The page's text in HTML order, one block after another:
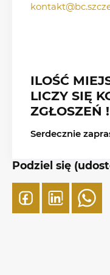
ILOŚĆ
LICZY SIĘ
ZGŁOSZEŃ !
Serdecznie
Podziel się